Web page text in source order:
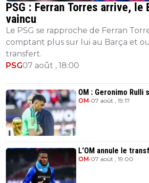
PSG : Ferran Torres arrive, le
vaincu
Le PSG se rapproche de Ferran
comptant plus sur lui au Barça et
transfert.
PSG07 août , 18:00
OM : Geronimo Rulli
OM•07 août , 19:17
L’OM annule le
OM•07 août , 19:00